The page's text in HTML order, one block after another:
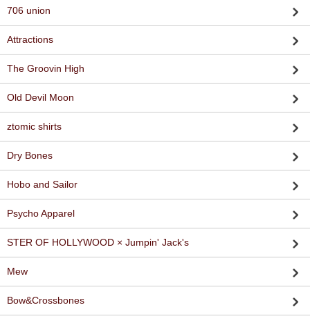
706 union
Attractions
The Groovin High
Old Devil Moon
ztomic shirts
Dry Bones
Hobo and Sailor
Psycho Apparel
STER OF HOLLYWOOD × Jumpin' Jack's
Mew
Bow&Crossbones